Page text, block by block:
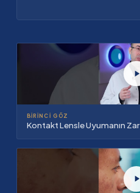
BIRINCI GÖZ
Kontakt Lensle Uyumanın